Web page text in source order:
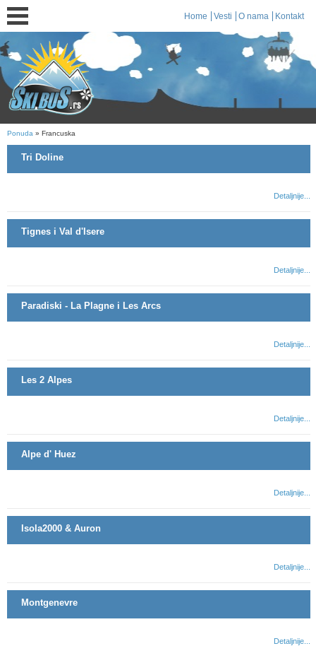
Home Vesti O nama Kontakt
Ponuda » Francuska
Tri Doline
Detaljnije...
Tignes i Val d'Isere
Detaljnije...
Paradiski - La Plagne i Les Arcs
Detaljnije...
Les 2 Alpes
Detaljnije...
Alpe d' Huez
Detaljnije...
Isola2000 & Auron
Detaljnije...
Montgenevre
Detaljnije...